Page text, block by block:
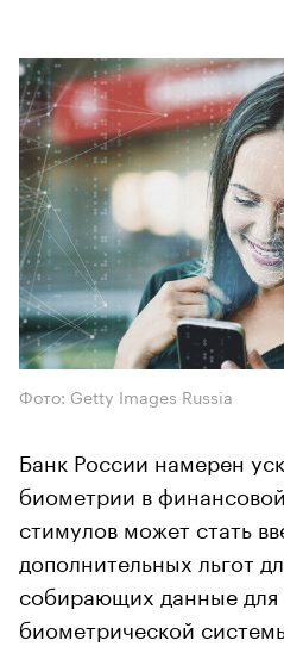
Фото: Getty Images Russia
Банк России намерен
биометрии в
стимулов может стать
дополнительных льгот
собирающих данные для
биометрической